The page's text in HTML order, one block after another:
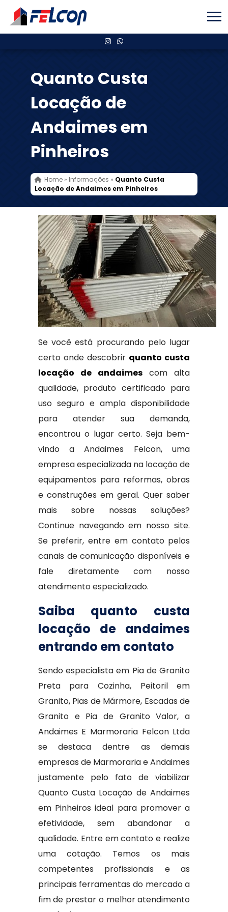
Quanto Custa
Locação de
Andaimes em
Pinheiros
Home» Informações » Quanto Custa
Locação de Andaimes em Pinheiros
Se você está procurando pelo lugar
certo onde descobrir quanto custa
locação de andaimes com alta
qualidade, produto certificado para
uso seguro e ampla disponibilidade
para atender sua demanda,
encontrou o lugar certo. Seja bem-
vindo a Andaimes Felcon, uma
empresa especializada na locação de
equipamentos para reformas, obras
e construções em geral. Quer saber
mais sobre nossas soluções?
Continue navegando em nosso site.
Se preferir, entre em contato pelos
canais de comunicação disponíveis e
fale diretamente com nosso
atendimento especializado.
Saiba quanto custa
locação de andaimes
entrando em contato
Sendo especialista em Pia de Granito
Preta para Cozinha, Peitoril em
Granito, Pias de Mármore, Escadas de
Granito e Pia de Granito Valor, a
Andaimes E Marmoraria Felcon Ltda
se destaca dentre as demais
empresas de Marmoraria e Andaimes
justamente pelo fato de viabilizar
Quanto Custa Locação de Andaimes
em Pinheiros ideal para promover a
efetividade, sem abandonar a
qualidade. Entre em contato e realize
uma cotação. Temos os mais
competentes profissionais e as
principais ferramentas do mercado a
fim de prestar o melhor atendimento